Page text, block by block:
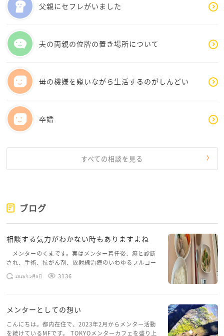
父親にセフレがいました
夫の両親の位牌の置き場所について
母の機嫌を窺いながら生活するのがしんどい
卒婚
すべての相談を見る
ブログ
相談する気力がわかない時もありますよね
メンターのくまです。実はメンター着任後、癌と診断
され、手術、抗がん剤、放射線治療のいわゆるフルコー
スを体験していて、しばらくメンターカフェに来られて
いませんでした。体力だけでなく、気力も落ちパソコン
2026年5月8日 3136
メンターとしての想い
こんにちは。都内在住で、2023年2月からメンター活動
を続けているMFです。 TOKYOメンターカフェを盛り上